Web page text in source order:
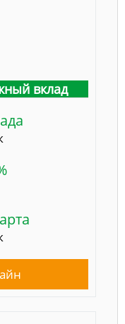
вклад